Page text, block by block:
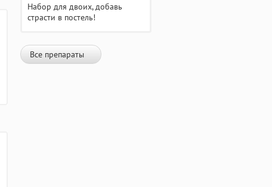
Набор для двоих, добавь
страсти в постель!
Все препараты